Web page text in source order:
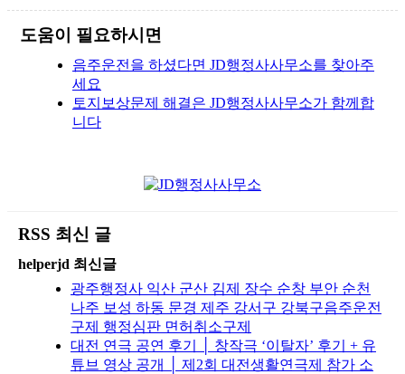
도움이 필요하시면
음주운전을 하셨다면 JD행정사사무소를 찾아주
세요
토지보상문제 해결은 JD행정사사무소가 함께합
니다
RSS 최신 글
helperjd 최신글
광주행정사 익산 군산 김제 장수 순창 부안 순천
나주 보성 하동 문경 제주 강서구 강북구음주운전
구제 행정심판 면허취소구제
대전 연극 공연 후기 │ 창작극 ‘이탈자’ 후기 + 유
튜브 영상 공개 │ 제2회 대전생활연극제 참가 소